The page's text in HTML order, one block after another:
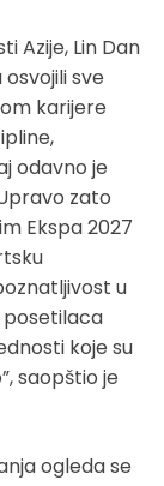
Azije, Lin Dan
sve
karijere
odavno je
zato
Ekspa 2027
u
posetilaca
koje su
saopštio je
ogleda se